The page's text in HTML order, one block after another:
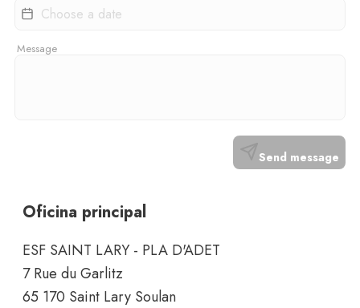
Message
Send message
Oficina principal
ESF SAINT LARY - PLA D'ADET
7 Rue du Garlitz
65 170 Saint Lary Soulan